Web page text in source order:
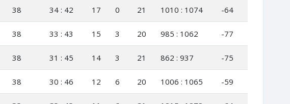
38 34 : 42 17 0 21 1010 : 1074 -64
38 33 : 43 15 3 20 985 : 1062 -77
38 31 : 45 14 3 21 862 : 937 -75
38 30 : 46 12 6 20 1006 : 1065 -59